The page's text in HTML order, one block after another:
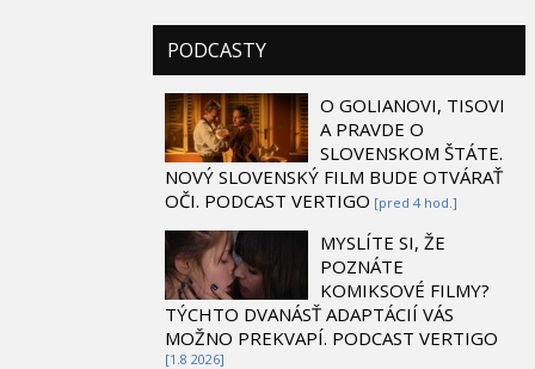
PODCASTY
O GOLIANOVI, TISOVI
A PRAVDE O
SLOVENSKOM ŠTÁTE.
NOVÝ SLOVENSKÝ FILM BUDE OTVÁRAŤ
OČI. PODCAST VERTIGO [pred 4 hod.]
MYSLÍTE SI, ŽE
POZNÁTE
KOMIKSOVÉ FILMY?
TÝCHTO DVANÁSŤ ADAPTÁCIÍ VÁS
MOŽNO PREKVAPÍ. PODCAST VERTIGO
[1.8 2026]